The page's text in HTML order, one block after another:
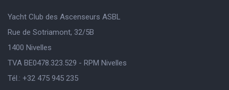
Yacht Club des Ascenseurs ASBL
Rue de Sotriamont, 32/5B
1400 Nivelles
TVA BE0478.323.529 - RPM Nivelles
Tél.: +32 475 945 235